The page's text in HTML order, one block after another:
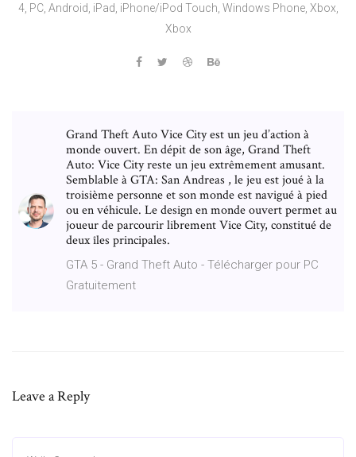
4, PC, Android, iPad, iPhone/iPod Touch, Windows Phone, Xbox,
Xbox
Grand Theft Auto Vice City est un jeu d’action à
monde ouvert. En dépit de son âge, Grand Theft
Auto: Vice City reste un jeu extrêmement amusant.
Semblable à GTA: San Andreas , le jeu est joué à la
troisième personne et son monde est navigué à pied
ou en véhicule. Le design en monde ouvert permet au
joueur de parcourir librement Vice City, constitué de
deux îles principales.
GTA 5 - Grand Theft Auto - Télécharger pour PC
Gratuitement
Leave a Reply